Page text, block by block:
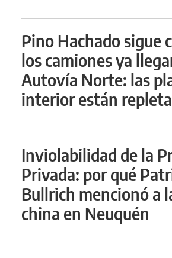
Pino Hachado sigue
los camiones ya
Autovía Norte: las
interior están
Inviolabilidad de la
Privada: por qué
Bullrich mencionó a
china en Neuquén